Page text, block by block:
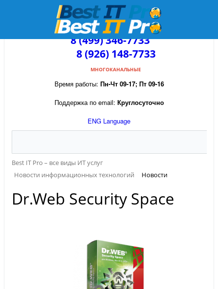
8 (499) 346-7733
8 (926) 148-7733
МНОГОКАНАЛЬНЫЕ
Время работы: Пн-Чт 09-17; Пт 09-16
Поддержка по email: Круглосуточно
ENG Language
Best IT Pro – все виды ИТ услуг
Новости информационных технологий
Новости
Dr.Web Security Space